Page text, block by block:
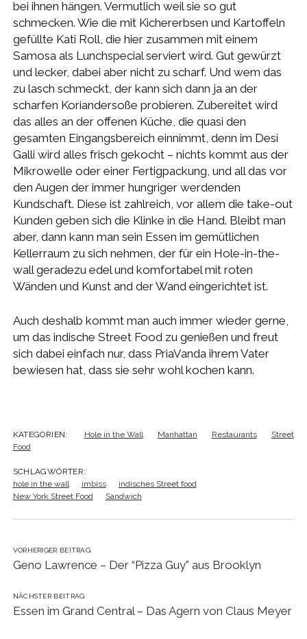
bei ihnen hängen. Vermutlich weil sie so gut
schmecken. Wie die mit Kichererbsen und Kartoffeln
gefüllte Kati Roll, die hier zusammen mit einem
Samosa als Lunchspecial serviert wird. Gut gewürzt
und lecker, dabei aber nicht zu scharf. Und wem das
zu lasch schmeckt, der kann sich dann ja an der
scharfen Koriandersoße probieren. Zubereitet wird
das alles an der offenen Küche, die quasi den
gesamten Eingangsbereich einnimmt, denn im Desi
Galli wird alles frisch gekocht – nichts kommt aus der
Mikrowelle oder einer Fertigpackung, und all das vor
den Augen der immer hungriger werdenden
Kundschaft. Diese ist zahlreich, vor allem die take-out
Kunden geben sich die Klinke in die Hand. Bleibt man
aber, dann kann man sein Essen im gemütlichen
Kellerraum zu sich nehmen, der für ein Hole-in-the-
wall geradezu edel und komfortabel mit roten
Wänden und Kunst and der Wand eingerichtet ist.
Auch deshalb kommt man auch immer wieder gerne,
um das indische Street Food zu genießen und freut
sich dabei einfach nur, dass PriaVanda ihrem Vater
bewiesen hat, dass sie sehr wohl kochen kann.
KATEGORIEN: Hole in the Wall Manhattan Restaurants
Street
Food
SCHLAGWÖRTER:
hole in the wall
imbiss
indisches Street food
New York Street Food
Sandwich
VORHERIGER BEITRAG
Geno Lawrence – Der “Pizza Guy” aus Brooklyn
NÄCHSTER BEITRAG
Essen im Grand Central – Das Agern von Claus Meyer